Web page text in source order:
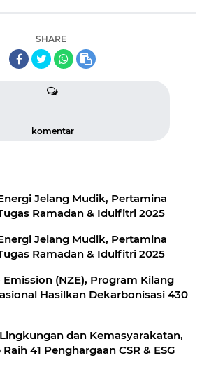
SHARE
komentar
Jelang Mudik, Pertamina
Ramadan & Idulfitri 2025
Jelang Mudik, Pertamina
Ramadan & Idulfitri 2025
(NZE), Program Kilang
Hasilkan Dekarbonisasi 430
dan Kemasyarakatan,
41 Penghargaan CSR & ESG